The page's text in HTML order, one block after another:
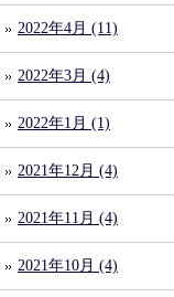
2022年4月 (11)
2022年3月 (4)
2022年1月 (1)
2021年12月 (4)
2021年11月 (4)
2021年10月 (4)